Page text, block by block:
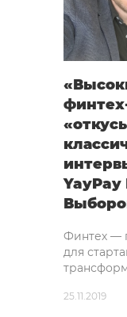
YayPay
Финтех —
для
25.11.2019